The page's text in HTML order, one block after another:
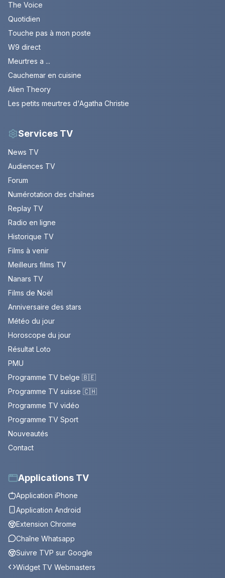
The Voice
Quotidien
Touche pas à mon poste
W9 direct
Meurtres a ...
Cauchemar en cuisine
Alien Theory
Les petits meurtres d'Agatha Christie
Services TV
News TV
Audiences TV
Forum
Numérotation des chaînes
Replay TV
Radio en ligne
Historique TV
Films à venir
Meilleurs films TV
Nanars TV
Films de Noël
Anniversaire des stars
Météo du jour
Horoscope du jour
Résultat Loto
PMU
Programme TV belge 🇧🇪
Programme TV suisse 🇨🇭
Programme TV vidéo
Programme TV Sport
Nouveautés
Contact
Applications TV
Application iPhone
Application Android
Extension Chrome
Chaîne Whatsapp
Suivre TVP sur Google
Widget TV Webmasters